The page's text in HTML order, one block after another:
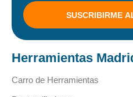
SUSCRIBIRME
Herramientas
Carro de Herramientas